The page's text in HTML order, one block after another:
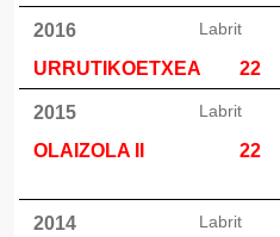
2016
URRUTIKOETXEA
22
Labrit
2015
OLAIZOLA II
22
Labrit
2014
Labrit